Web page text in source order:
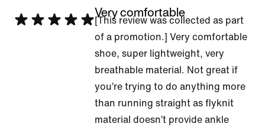
Se
Very comfortable
[This review was collected as part
of a promotion.] Very comfortable
shoe, super lightweight, very
breathable material. Not great if
you’re trying to do anything more
than running straight as flyknit
material doesn’t provide ankle